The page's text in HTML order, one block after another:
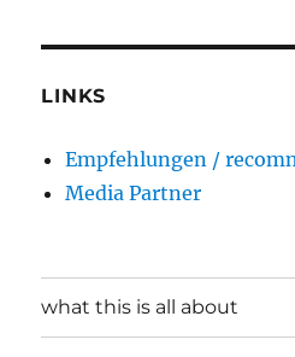
LINKS
Empfehlungen /
Media Partner
what this is all about